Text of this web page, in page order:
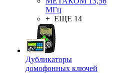
МГц
+ ЕЩЕ 14
Дубликаторы
домофонных ключей